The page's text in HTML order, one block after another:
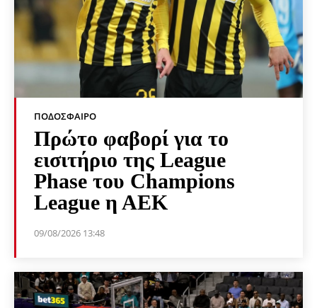
ΠΟΔΌΣΦΑΙΡΟ
Πρώτο φαβορί για το
εισιτήριο της League
Phase του Champions
League η ΑΕΚ
09/08/2026 13:48